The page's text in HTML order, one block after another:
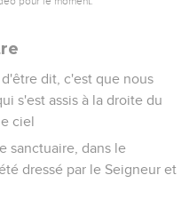
dit, c'est que nous
s'est assis à la droite du
ciel
sanctuaire, dans le
dressé par le Seigneur et